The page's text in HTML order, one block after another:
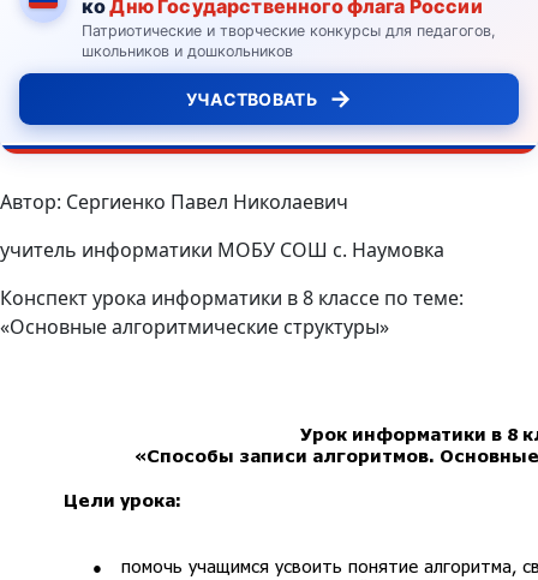
коДню Государственного флага России
Патриотические и творческие конкурсы для педагогов,
школьников и дошкольников
УЧАСТВОВАТЬ →
Автор: Сергиенко Павел Николаевич
учитель информатики МОБУ СОШ с. Наумовка
Конспект урока информатики в 8 классе по теме:
«Основные алгоритмические структуры»